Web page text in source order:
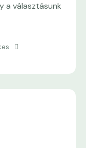
a választásunk